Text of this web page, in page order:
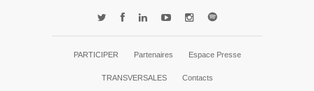
PARTICIPER Partenaires Espace Presse
TRANSVERSALES Contacts